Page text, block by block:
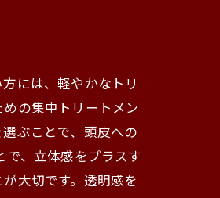
には、軽やかなトリ
の集中トリートメン
ぶことで、頭皮への
、立体感をプラスす
大切です。透明感を